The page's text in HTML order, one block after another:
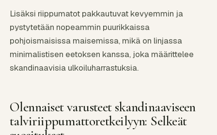
Lisäksi riippumatot pakkautuvat kevyemmin ja
pystytetään nopeammin puurikkaissa
pohjoismaisissa maisemissa, mikä on linjassa
minimalistisen eetoksen kanssa, joka määrittelee
skandinaavisia ulkoiluharrastuksia.
Olennaiset varusteet skandinaaviseen
talviriippumattoretkeilyyn: Selkeät